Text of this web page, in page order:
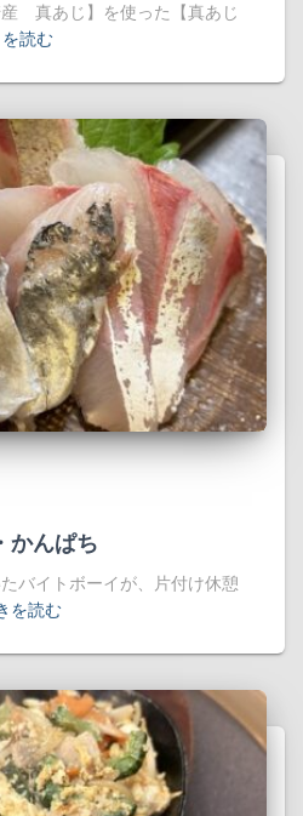
真あじ】を使った【真あじ
読む
かんぱち
バイトボーイが、片付け休憩
を読む